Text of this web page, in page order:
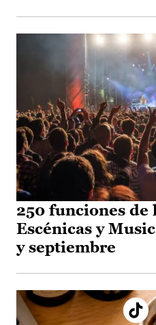
250 funciones de
Escénicas y
y septiembre